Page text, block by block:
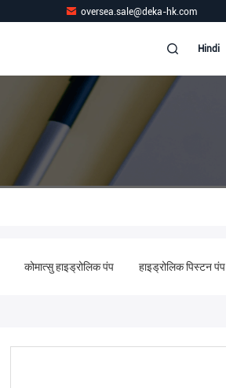
oversea.sale@deka-hk.com
Hindi
कोमात्सु हाइड्रोलिक पंप हाइड्रोलिक पिस्टन पंप